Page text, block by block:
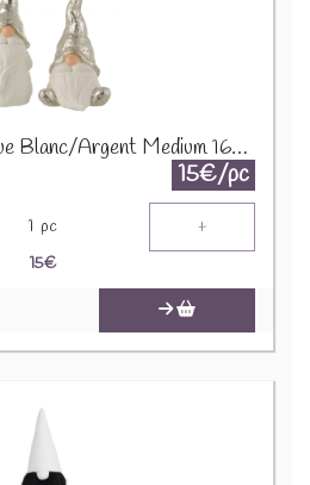
Père Noel Céramique Blanc/Argent Medium 16578
15€/pc
1 pc +
15€